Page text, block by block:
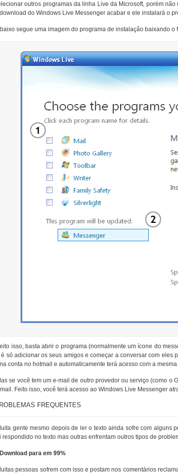
outros programas da linha Live da Microsoft, porém
do Windows Live Messenger acabar e ele instalará o
segue uma imagem do programa de instalação baixando o
isso, basta abrir o programa (normalmente um ícone do
só adicionar os seus amigos e começar a conversar com
conta no hotmail e automaticamente terá acesso com a
se você tem um e-mail de outro provedor ou serviço (como o
Feito isso, você terá acesso ao Windows Live Messenger
FREQUENTES
gente mesmo depois de ler o texto ainda sofre com alguns
respondido no texto mas outras enfrentam outros tipos de
para em 99%
pessoas sofrem com isso e postam nos comentários